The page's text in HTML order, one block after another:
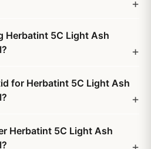
Herbatint 5C Light Ash
for Herbatint 5C Light Ash
Herbatint 5C Light Ash